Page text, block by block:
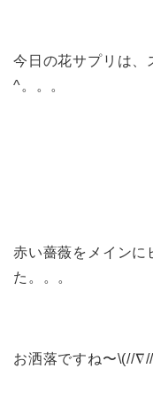
今日の花サプリは、
^。。。
赤い薔薇をメインに
た。。。
お洒落ですね〜\(//∇//